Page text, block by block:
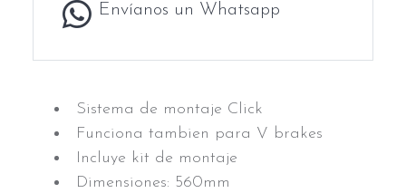
Envíanos un Whatsapp
Sistema de montaje Click
Funciona tambien para V brakes
Incluye kit de montaje
Dimensiones: 560mm